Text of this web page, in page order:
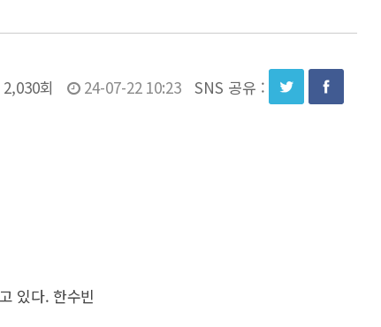
2,030회 24-07-22 10:23 SNS 공유 :